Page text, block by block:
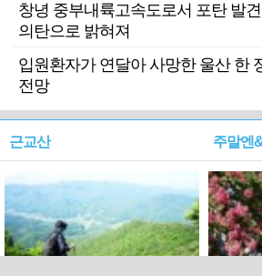
창녕 중부내륙고속도로서 포탄 발
의탄으로 밝혀져
입원환자가 연달아 사망한 울산 한
전망
근교산 주말엔